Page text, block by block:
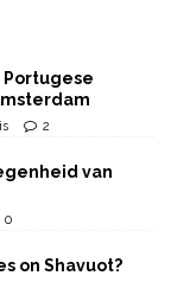
2
van
0
on Shavuot?